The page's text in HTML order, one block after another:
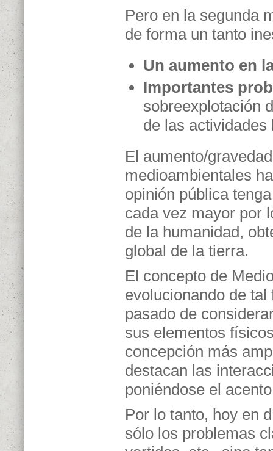
Pero en la segunda
de forma un tanto
Un aumento en
Importantes
sobreexplotación
de las
El aumento/
medioambientales
opinión pública
cada vez mayor por
de la humanidad,
global de la tierra.
El concepto de
evolucionando de
pasado de
sus elementos
concepción más
destacan las
poniéndose el
Por lo tanto, hoy en
sólo los problemas